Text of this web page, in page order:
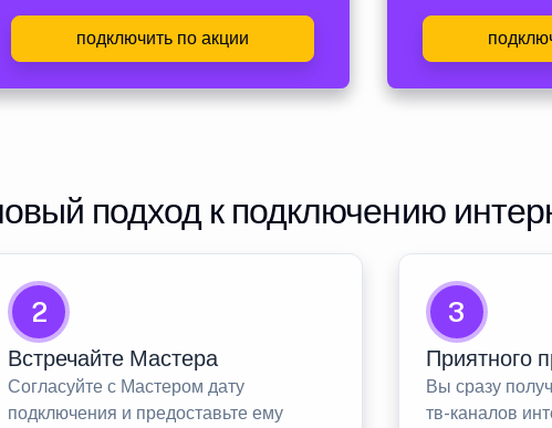
подключить по акции
подход к подключению
2
Встречайте Мастера
Согласуйте с Мастером дату
подключения и предоставьте ему
3
Приятного
Вы сразу
тв-каналов